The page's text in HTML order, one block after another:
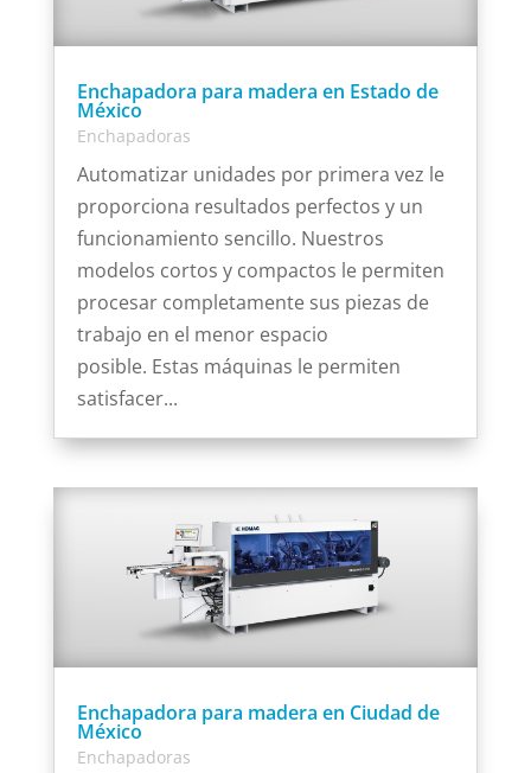
Enchapadora para madera en Estado de
México
Enchapadoras
Automatizar unidades por primera vez le
proporciona resultados perfectos y un
funcionamiento sencillo. Nuestros
modelos cortos y compactos le permiten
procesar completamente sus piezas de
trabajo en el menor espacio
posible. Estas máquinas le permiten
satisfacer...
Enchapadora para madera en Ciudad de
México
Enchapadoras